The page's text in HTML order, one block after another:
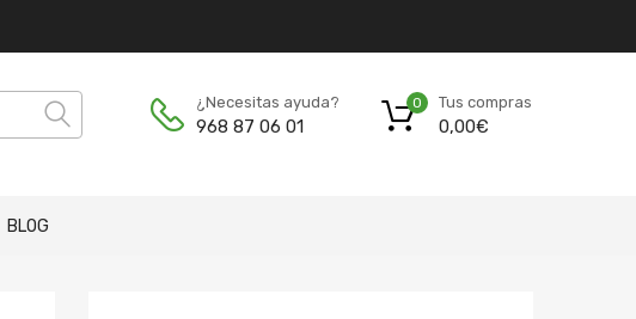
¿Necesitas ayuda?
968 87 06 01
Tus compras
0,00€
0
BLOG